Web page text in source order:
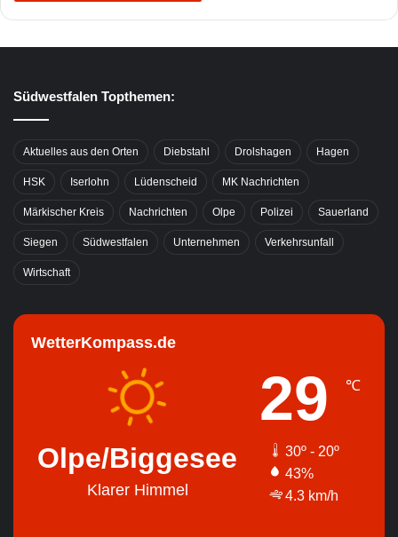
Südwestfalen Topthemen:
Aktuelles aus den Orten Diebstahl Drolshagen Hagen
HSK Iserlohn Lüdenscheid MK Nachrichten
Märkischer Kreis Nachrichten Olpe Polizei Sauerland
Siegen Südwestfalen Unternehmen Verkehrsunfall
Wirtschaft
WetterKompass.de
Olpe/Biggesee
Klarer Himmel
29 ℃
30º - 20º
43%
4.3 km/h